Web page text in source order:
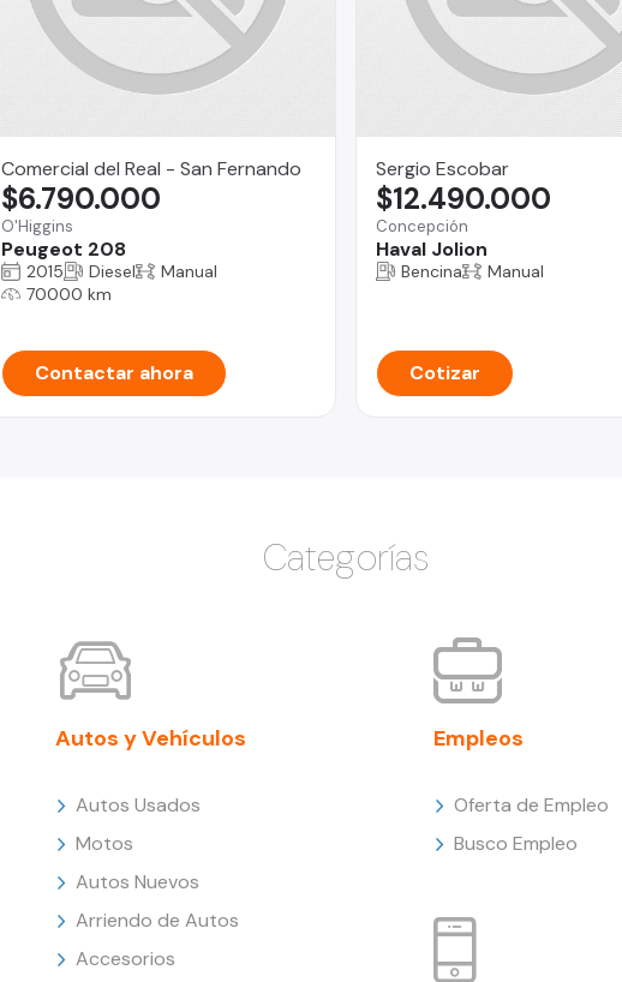
Comercial del Real - San Fernando
O'Higgins
Peugeot 208
$6.790.000
2015 Diesel
Manual
70000 km
Contactar ahora
Sergio Escobar
Concepción
Haval Jolion
$12.490.000
Bencina Manual
Cotizar
Categorías
Autos y Vehículos
Autos Usados
Motos
Autos Nuevos
Arriendo de Autos
Accesorios
Empleos
Oferta de Empleo
Busco Empleo